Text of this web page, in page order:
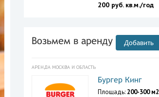
200 руб. кв.м./год
Возьмем в аренду Добавить
АРЕНДА МОСКВА И ОБЛАСТЬ
Бургер Кинг
Площадь: 200-300 м2